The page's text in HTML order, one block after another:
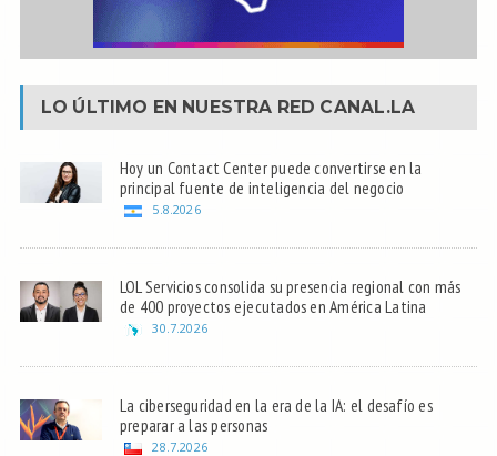
LO ÚLTIMO EN NUESTRA RED CANAL.LA
Hoy un Contact Center puede convertirse en la
principal fuente de inteligencia del negocio
5.8.2026
LOL Servicios consolida su presencia regional con más
de 400 proyectos ejecutados en América Latina
30.7.2026
La ciberseguridad en la era de la IA: el desafío es
preparar a las personas
28.7.2026